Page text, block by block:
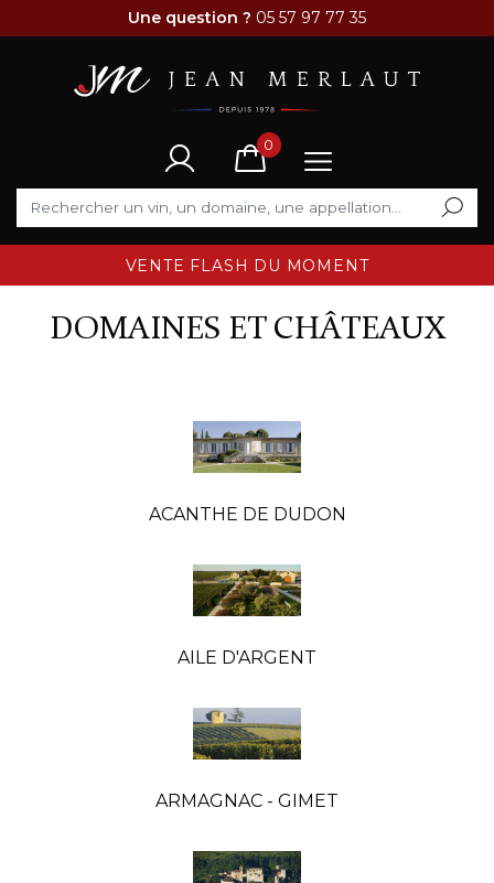
Une question ? 05 57 97 77 35
0
DOMAINES ET CHÂTEAUX
ACANTHE DE DUDON
AILE D'ARGENT
ARMAGNAC - GIMET